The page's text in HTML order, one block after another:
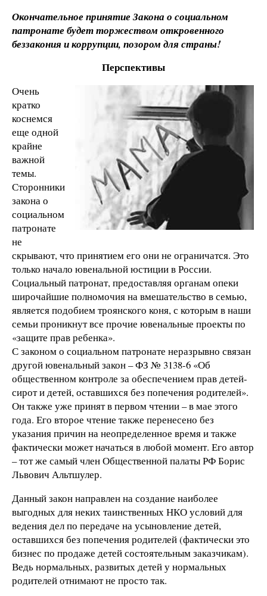
Окончательное принятие Закона о социальном
патронате будет торжеством откровенного
беззакония и коррупции, позором для страны!
Перспективы
Очень
кратко
коснемся
еще одной
крайне
важной
темы.
Сторонники
закона о
социальном
патронате
не
скрывают, что принятием его они не ограничатся. Это
только начало ювенальной юстиции в России.
Социальный патронат, предоставляя органам опеки
широчайшие полномочия на вмешательство в семью,
является подобием троянского коня, с которым в наши
семьи проникнут все прочие ювенальные проекты по
«защите прав ребенка».
С законом о социальном патронате неразрывно связан
другой ювенальный закон – ФЗ № 3138-6 «Об
общественном контроле за обеспечением прав детей-
сирот и детей, оставшихся без попечения родителей».
Он также уже принят в первом чтении – в мае этого
года. Его второе чтение также перенесено без
указания причин на неопределенное время и также
фактически может начаться в любой момент. Его автор
– тот же самый член Общественной палаты РФ Борис
Львович Альтшулер.
Данный закон направлен на создание наиболее
выгодных для неких таинственных НКО условий для
ведения дел по передаче на усыновление детей,
оставшихся без попечения родителей (фактически это
бизнес по продаже детей состоятельным заказчикам).
Ведь нормальных, развитых детей у нормальных
родителей отнимают не просто так.